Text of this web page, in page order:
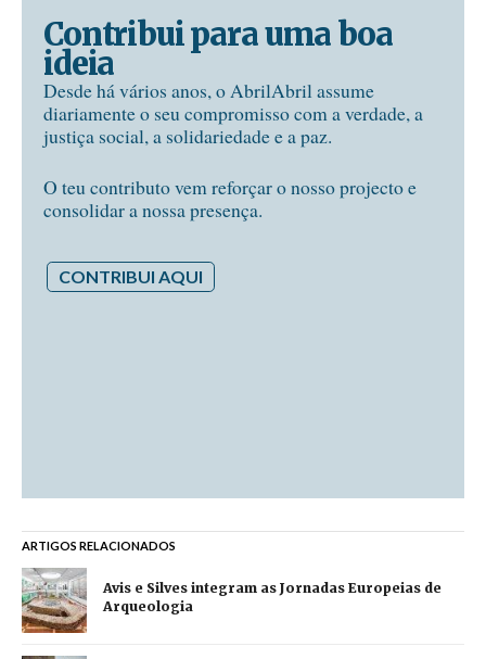
Contribui para uma boa
ideia
Desde há vários anos, o AbrilAbril assume
diariamente o seu compromisso com a verdade, a
justiça social, a solidariedade e a paz.
O teu contributo vem reforçar o nosso projecto e
consolidar a nossa presença.
CONTRIBUI AQUI
ARTIGOS RELACIONADOS
Avis e Silves integram as Jornadas Europeias de
Arqueologia